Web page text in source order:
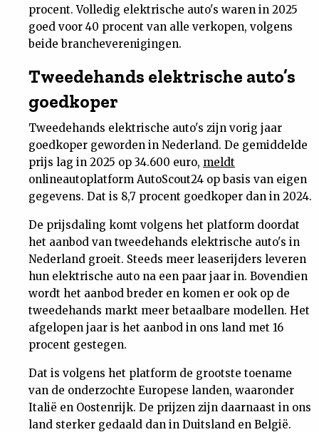
procent. Volledig elektrische auto's waren in 2025
goed voor 40 procent van alle verkopen, volgens
beide brancheverenigingen.
Tweedehands elektrische auto’s
goedkoper
Tweedehands elektrische auto's zijn vorig jaar
goedkoper geworden in Nederland. De gemiddelde
prijs lag in 2025 op 34.600 euro, meldt
onlineautoplatform AutoScout24 op basis van eigen
gegevens. Dat is 8,7 procent goedkoper dan in 2024.
De prijsdaling komt volgens het platform doordat
het aanbod van tweedehands elektrische auto's in
Nederland groeit. Steeds meer leaserijders leveren
hun elektrische auto na een paar jaar in. Bovendien
wordt het aanbod breder en komen er ook op de
tweedehands markt meer betaalbare modellen. Het
afgelopen jaar is het aanbod in ons land met 16
procent gestegen.
Dat is volgens het platform de grootste toename
van de onderzochte Europese landen, waaronder
Italië en Oostenrijk. De prijzen zijn daarnaast in ons
land sterker gedaald dan in Duitsland en België.